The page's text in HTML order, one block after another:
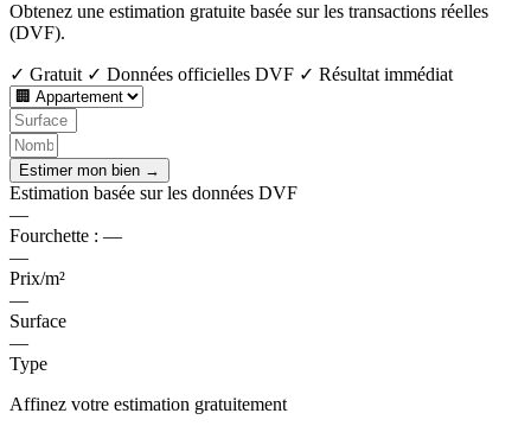
Obtenez une estimation gratuite basée sur les transactions réelles
(DVF).
✓ Gratuit ✓ Données officielles DVF ✓ Résultat immédiat
Estimer mon bien →
Estimation basée sur les données DVF
—
Fourchette : —
—
Prix/m²
—
Surface
—
Type
Affinez votre estimation gratuitement